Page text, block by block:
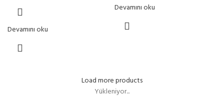
Devamını oku
Devamını oku
Load more products
Yükleniyor...